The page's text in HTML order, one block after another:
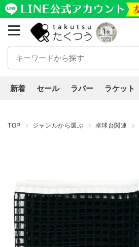
新着 セール ラバー ラケット
TOP ジャンルから選ぶ 卓球台関連